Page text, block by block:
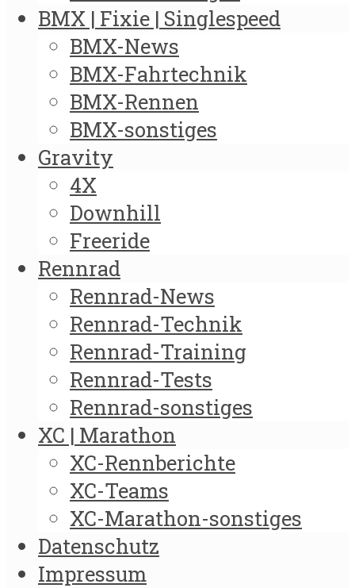
BMX | Fixie | Singlespeed
BMX-News
BMX-Fahrtechnik
BMX-Rennen
BMX-sonstiges
Gravity
4X
Downhill
Freeride
Rennrad
Rennrad-News
Rennrad-Technik
Rennrad-Training
Rennrad-Tests
Rennrad-sonstiges
XC | Marathon
XC-Rennberichte
XC-Teams
XC-Marathon-sonstiges
Datenschutz
Impressum